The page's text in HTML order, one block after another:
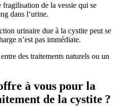
de la vessie qui se
dans l‘urine.
urinaire due à la cystite peut se
n’est pas immédiate.
des traitements naturels ou un
à vous pour la
de la cystite ?